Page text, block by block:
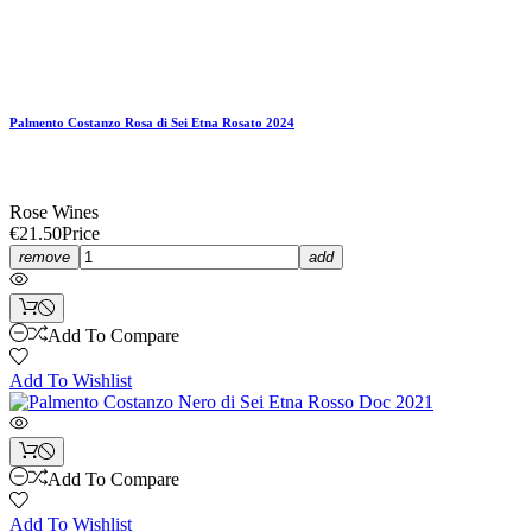
Palmento Costanzo Rosa di Sei Etna Rosato 2024
Rose Wines
€21.50Price
remove add
Add To Compare
Add To Wishlist
Add To Compare
Add To Wishlist